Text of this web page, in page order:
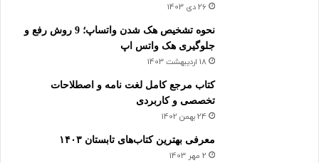
26 دی 1403
نحوه تشخیص هک شدن واتساپ؛ 9 روش رفع و
جلوگیری هک واتس اپ
18 اردیبهشت 1403
کتاب مرجع کامل لغت نامه و اصطلاحات
تخصصی و کاربردی
24 بهمن 1402
معرفی بهترین کتاب‌های تابستان ۱۴۰۳
2 مهر 1403